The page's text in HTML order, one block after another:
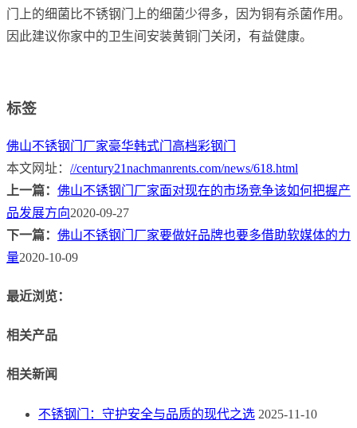
门上的细菌比不锈钢门上的细菌少得多，因为铜有杀菌作用。
因此建议你家中的卫生间安装黄铜门关闭，有益健康。
标签
佛山不锈钢门厂家豪华韩式门 高档彩钢门
本文网址： //century21nachmanrents.com/news/618.html
上一篇： 佛山不锈钢门厂家面对现在的市场竞争该如何把握产
品发展方向2020-09-27
下一篇： 佛山不锈钢门厂家要做好品牌也要多借助软媒体的力
量2020-10-09
最近浏览：
相关产品
相关新闻
不锈钢门：守护安全与品质的现代之选 2025-11-10